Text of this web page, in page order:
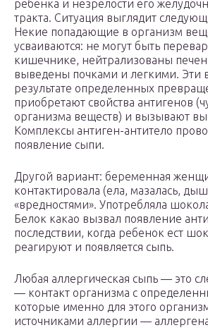
ребенка и незрелости его
тракта. Ситуация выглядит
Некие попадающие в организм
усваиваются: не могут быть
кишечнике, нейтрализованы
выведены почками и легкими. Эти
результате определенных
приобретают свойства антигенов
организма веществ) и вызывают
Комплексы антиген-антитело
появление сыпи.
Другой вариант: беременная
контактировала (ела, мазалась,
«вредностями». Употребляла
Белок какао вызвал появление
последствии, когда ребенок ест
реагируют и появляется сыпь.
Любая аллергическая сыпь — это
— контакт организма с
которые именно для этого
источниками аллергии —